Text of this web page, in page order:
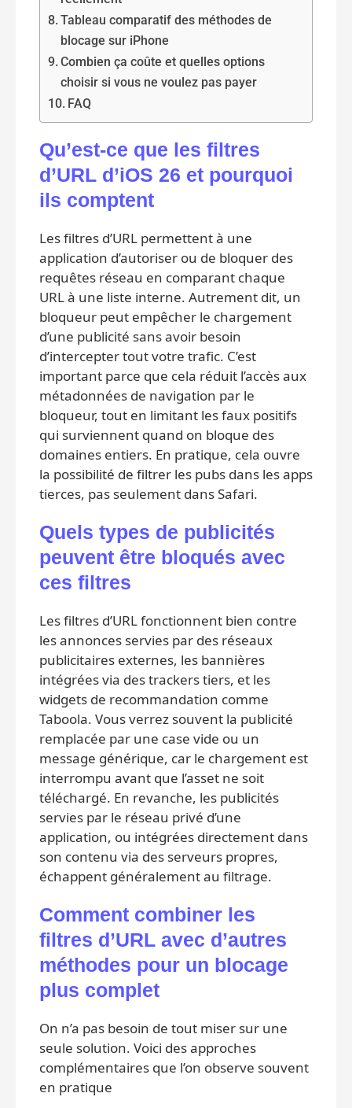
Tableau comparatif des méthodes de
blocage sur iPhone
Combien ça coûte et quelles options
choisir si vous ne voulez pas payer
FAQ
Qu’est‑ce que les filtres
d’URL d’iOS 26 et pourquoi
ils comptent
Les filtres d’URL permettent à une
application d’autoriser ou de bloquer des
requêtes réseau en comparant chaque
URL à une liste interne. Autrement dit, un
bloqueur peut empêcher le chargement
d’une publicité sans avoir besoin
d’intercepter tout votre trafic. C’est
important parce que cela réduit l’accès aux
métadonnées de navigation par le
bloqueur, tout en limitant les faux positifs
qui surviennent quand on bloque des
domaines entiers. En pratique, cela ouvre
la possibilité de filtrer les pubs dans les apps
tierces, pas seulement dans Safari.
Quels types de publicités
peuvent être bloqués avec
ces filtres
Les filtres d’URL fonctionnent bien contre
les annonces servies par des réseaux
publicitaires externes, les bannières
intégrées via des trackers tiers, et les
widgets de recommandation comme
Taboola. Vous verrez souvent la publicité
remplacée par une case vide ou un
message générique, car le chargement est
interrompu avant que l’asset ne soit
téléchargé. En revanche, les publicités
servies par le réseau privé d’une
application, ou intégrées directement dans
son contenu via des serveurs propres,
échappent généralement au filtrage.
Comment combiner les
filtres d’URL avec d’autres
méthodes pour un blocage
plus complet
On n’a pas besoin de tout miser sur une
seule solution. Voici des approches
complémentaires que l’on observe souvent
en pratique